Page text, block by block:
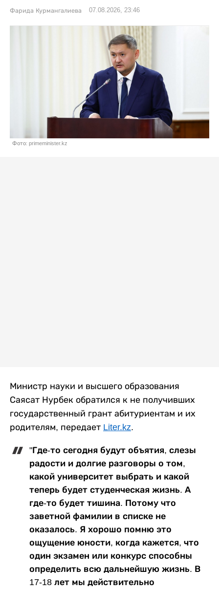
Фарида Курмангалиева 07.08.2026, 23:46
Фото: primeminister.kz
Министр науки и высшего образования
Саясат Нурбек обратился к не получивших
государственный грант абитуриентам и их
родителям, передает Liter.kz.
"Где-то сегодня будут объятия, слезы
радости и долгие разговоры о том,
какой университет выбрать и какой
теперь будет студенческая жизнь. А
где-то будет тишина. Потому что
заветной фамилии в списке не
оказалось. Я хорошо помню это
ощущение юности, когда кажется, что
один экзамен или конкурс способны
определить всю дальнейшую жизнь. В
17-18 лет мы действительно